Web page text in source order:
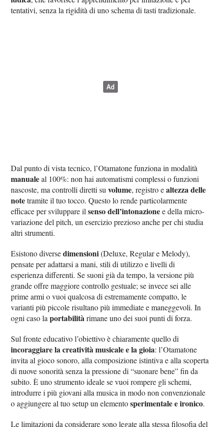
tentativi, senza la rigidità di uno schema di tasti tradizionale.
Dal punto di vista tecnico, l’Otamatone funziona in modalità
manualeal 100%: non hai automatismi complessi o funzioni
nascoste, ma controlli diretti suvolume, registro ealtezza delle
notetramite il tuo tocco. Questo lo rende particolarmente
efficace per sviluppare ilsenso dell’intonazionee della micro-
variazione del pitch, un esercizio prezioso anche per chi studia
altri strumenti.
Esistono diversedimensioni(Deluxe, Regular e Melody),
pensate per adattarsi a mani, stili di utilizzo e livelli di
esperienza differenti. Se suoni già da tempo, la versione più
grande offre maggiore controllo gestuale; se invece sei alle
prime armi o vuoi qualcosa di estremamente compatto, le
varianti più piccole risultano più immediate e maneggevoli. In
ogni caso laportabilitàrimane uno dei suoi punti di forza.
Sul fronte educativo l’obiettivo è chiaramente quello di
incoraggiare la creatività musicale e la gioia: l’Otamatone
invita al gioco sonoro, alla composizione istintiva e alla scoperta
di nuove sonorità senza la pressione di “suonare bene” fin da
subito. È uno strumento ideale se vuoi rompere gli schemi,
introdurre i più giovani alla musica in modo non convenzionale
o aggiungere al tuo setup un elementosperimentale e ironico.
Le limitazioni da considerare sono legate alla stessa filosofia del